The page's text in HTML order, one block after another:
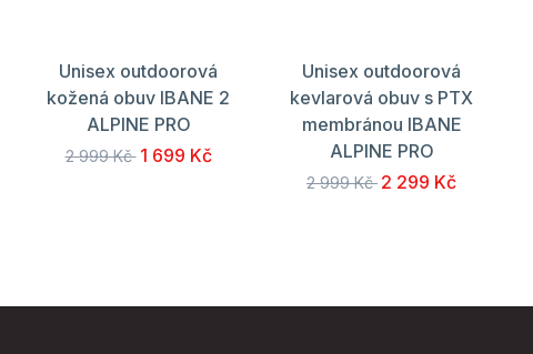
Unisex outdoorová
kožená obuv IBANE 2
ALPINE PRO
2 999 Kč 1 699 Kč
Unisex outdoorová
kevlarová obuv s PTX
membránou IBANE
ALPINE PRO
2 999 Kč 2 299 Kč